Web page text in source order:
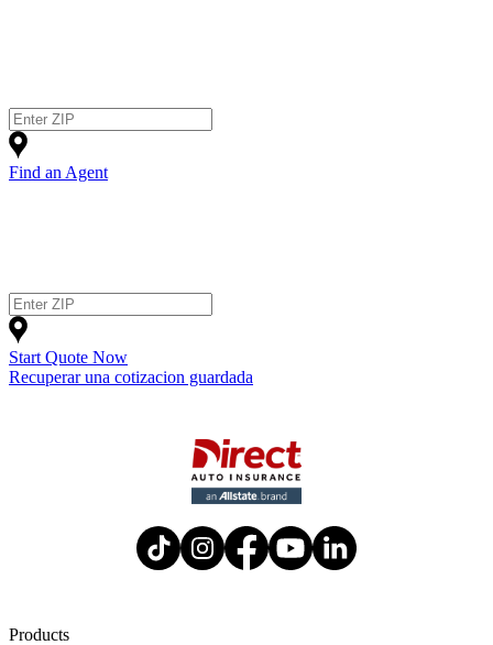
Find an Agent
Start Quote Now
Recuperar una cotizacion guardada
Products